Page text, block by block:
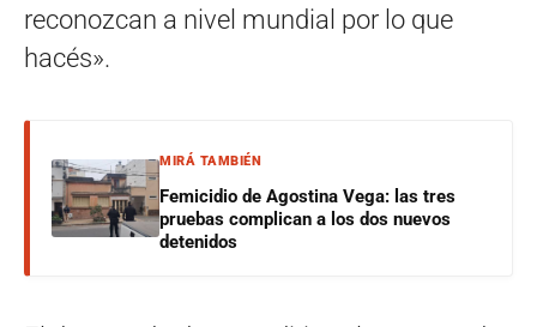
reconozcan a nivel mundial por lo que
hacés».
MIRÁ TAMBIÉN
Femicidio de Agostina Vega: las tres
pruebas complican a los dos nuevos
detenidos